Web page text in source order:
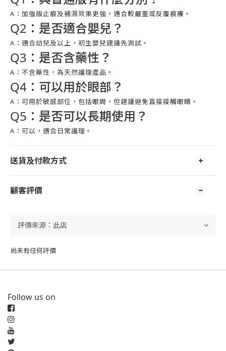
A：加強版止痕及補濕效果更強，適合較嚴重或反覆痕癢。
Q2：是否適合嬰兒？
A：適合幼兒及以上，初生嬰兒建議先測試。
Q3：是否含藥性？
A：不含藥性，為天然護理產品。
Q4：可以用於眼部？
A：可用於敏感部位，包括眼周，但建議避免直接接觸眼睛。
Q5：是否可以長期使用？
A：可以，適合日常護理。
送貨及付款方式
顧客評價
尚未有任何評價
Follow us on